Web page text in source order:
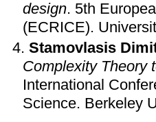
design. 5th
(ECRICE).
Stamovlasis
Complexity Theory
International
Science.